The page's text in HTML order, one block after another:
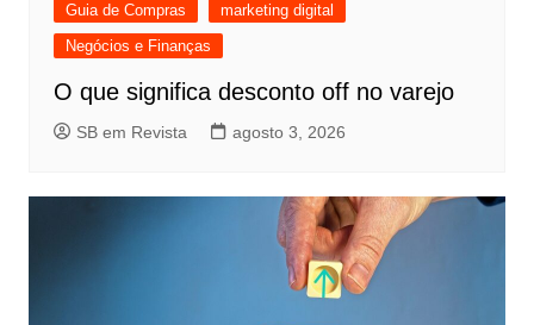
Guia de Compras
marketing digital
Negócios e Finanças
O que significa desconto off no varejo
SB em Revista agosto 3, 2026